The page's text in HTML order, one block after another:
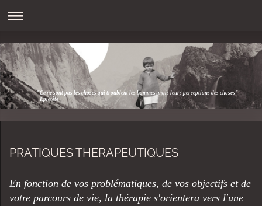
"Ce ne sont pas les choses qui troublent les hommes, mais leurs perceptions des choses"
- Epictète
PRATIQUES THERAPEUTIQUES
En fonction de vos problématiques, de vos objectifs et de
votre parcours de vie, la thérapie s'orientera vers l'une